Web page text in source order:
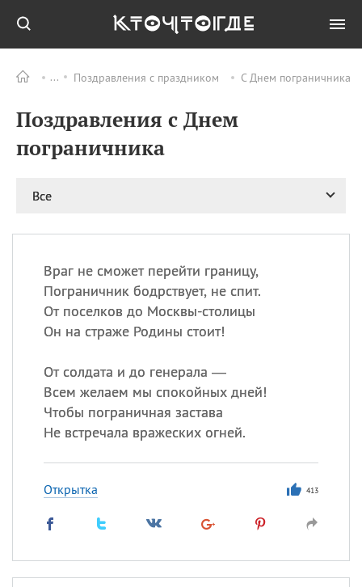
Поздравления с праздником С Днем пограничника
Поздравления с Днем
пограничника
Все
Враг не сможет перейти границу,
Пограничник бодрствует, не спит.
От поселков до Москвы-столицы
Он на страже Родины стоит!
От солдата и до генерала —
Всем желаем мы спокойных дней!
Чтобы пограничная застава
Не встречала вражеских огней.
Открытка 413
ПРАЗДНИКИ Все
06.08 Преображение
Романа и Давида
07.08
мучеников
07.08
маяка
ИМЕНА
Сегодня празднуют именины
, Афанасий,Борис